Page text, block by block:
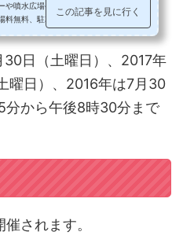
や噴水広場や大きな遊具や隅田川沿いの
料無料、駐車場もあるスポットです。そ
この記事を見に行く
日（土曜日）、2017年
曜日）、2016年は7月30
分から午後8時30分まで
されます。